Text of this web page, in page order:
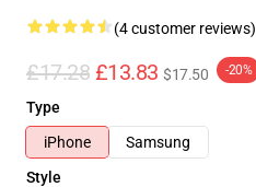
(4 customer reviews)
£17.28 £13.83 $17.50 -20%
Type
iPhone
Samsung
Style